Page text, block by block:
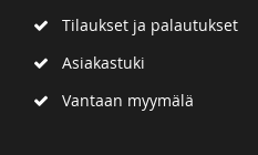
Tilaukset ja palautukset
Asiakastuki
Vantaan myymälä